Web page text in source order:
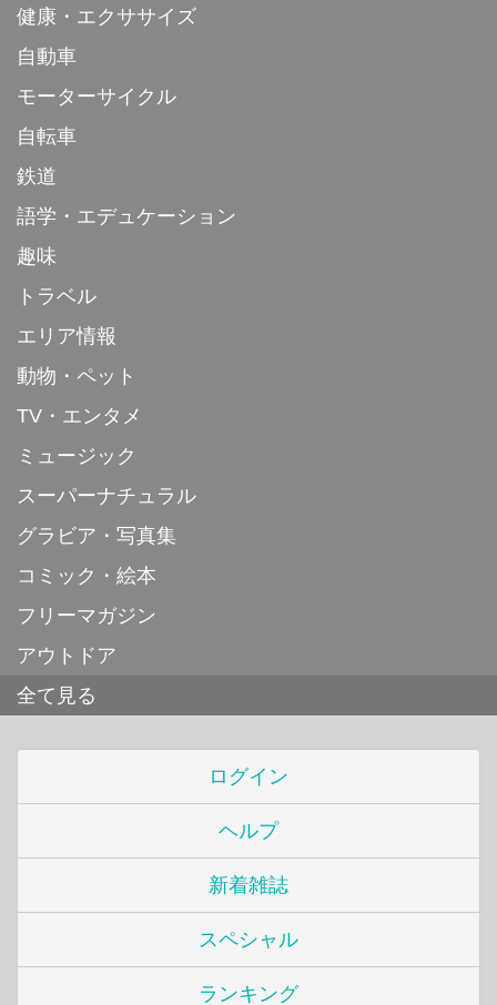
健康・エクササイズ
自動車
モーターサイクル
自転車
鉄道
語学・エデュケーション
趣味
トラベル
エリア情報
動物・ペット
TV・エンタメ
ミュージック
スーパーナチュラル
グラビア・写真集
コミック・絵本
フリーマガジン
アウトドア
全て見る
ログイン
ヘルプ
新着雑誌
スペシャル
ランキング